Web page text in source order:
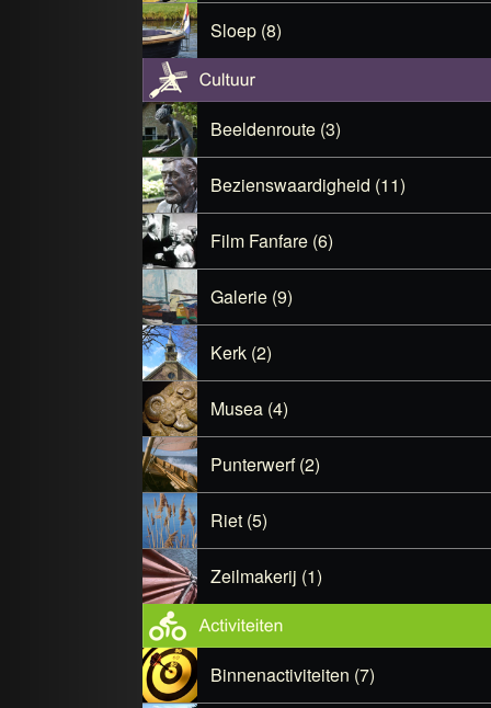
Sloep (8)
Beeldenroute (3)
Bezienswaardigheid (11)
Film Fanfare (6)
Galerie (9)
Kerk (2)
Musea (4)
Punterwerf (2)
Riet (5)
Zeilmakerij (1)
Binnenactiviteiten (7)